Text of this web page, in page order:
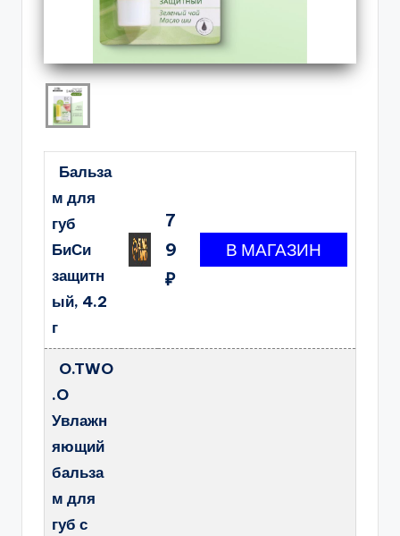
Бальза
м для
губ
БиСи
защитн
ый, 4.2
г
7
9
₽
O.TWO
.O
Увлажн
яющий
бальза
м для
губ с